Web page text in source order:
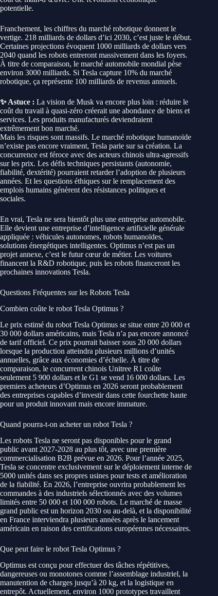
potentielle.
Franchement, les chiffres du marché robotique donnent le
vertige. 218 milliards de dollars d’ici 2030, c’est juste le début.
Certaines projections évoquent 1000 milliards de dollars vers
2040 quand les robots entreront massivement dans les foyers.
À titre de comparaison, le marché automobile mondial pèse
environ 3000 milliards. Si Tesla capture 10% du marché
robotique, ça représente 100 milliards de revenus annuels.
✨ Astuce : La vision de Musk va encore plus loin : réduire le
coût du travail à quasi-zéro créerait une abondance de biens et
services. Les produits manufacturés deviendraient
extrêmement bon marché.
Mais les risques sont massifs. Le marché robotique humanoïde
n’existe pas encore vraiment, Tesla parie sur sa création. La
concurrence est féroce avec des acteurs chinois ultra-agressifs
sur les prix. Les défis techniques persistants (autonomie,
fiabilité, dextérité) pourraient retarder l’adoption de plusieurs
années. Et les questions éthiques sur le remplacement des
emplois humains génèrent des résistances politiques et
sociales.
En vrai, Tesla ne sera bientôt plus une entreprise automobile.
Elle devient une entreprise d’intelligence artificielle générale
appliquée : véhicules autonomes, robots humanoïdes,
solutions énergétiques intelligentes. Optimus n’est pas un
projet annexe, c’est le futur cœur de métier. Les voitures
financent la R&D robotique, puis les robots financeront les
prochaines innovations Tesla.
Questions Fréquentes sur les Robots Tesla
Combien coûte le robot Tesla Optimus ?
Le prix estimé du robot Tesla Optimus se situe entre 20 000 et
30 000 dollars américains, mais Tesla n’a pas encore annoncé
de tarif officiel. Ce prix pourrait baisser sous 20 000 dollars
lorsque la production atteindra plusieurs millions d’unités
annuelles, grâce aux économies d’échelle. À titre de
comparaison, le concurrent chinois Unitree R1 coûte
seulement 5 900 dollars et le G1 se vend 16 000 dollars. Les
premiers acheteurs d’Optimus en 2026 seront probablement
des entreprises capables d’investir dans cette fourchette haute
pour un produit innovant mais encore immature.
Quand pourra-t-on acheter un robot Tesla ?
Les robots Tesla ne seront pas disponibles pour le grand
public avant 2027-2028 au plus tôt, avec une première
commercialisation B2B prévue en 2026. Pour l’année 2025,
Tesla se concentre exclusivement sur le déploiement interne de
5000 unités dans ses propres usines pour tests et amélioration
de la fiabilité. En 2026, l’entreprise ouvrira probablement les
commandes à des industriels sélectionnés avec des volumes
limités entre 50 000 et 100 000 robots. Le marché de masse
grand public est un horizon 2030 ou au-delà, et la disponibilité
en France interviendra plusieurs années après le lancement
américain en raison des certifications européennes nécessaires.
Que peut faire le robot Tesla Optimus ?
Optimus est conçu pour effectuer des tâches répétitives,
dangereuses ou monotones comme l’assemblage industriel, la
manutention de charges jusqu’à 20 kg, et la logistique en
entrepôt. Actuellement, environ 1000 prototypes travaillent